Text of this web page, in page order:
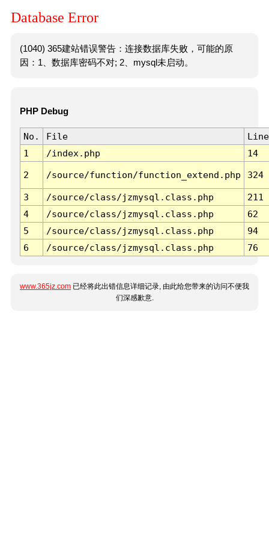
Database Error
(1040) 365建站错误警告：连接数据库失败，可能的原
因：1、数据库密码不对; 2、mysql未启动。
PHP Debug
No. File
Line
1
/index.php 14
2 /source/function/function_extend.php 324
3 /source/class/jzmysql.class.php
211
4
/source/class/jzmysql.class.php
62
5
/source/class/jzmysql.class.php
94
6
/source/class/jzmysql.class.php 76
www.365jz.com 已经将此出错信息详细记录, 由此给您带来的访问不便我
们深感歉意.